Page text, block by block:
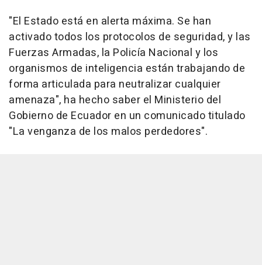
"El Estado está en alerta máxima. Se han
activado todos los protocolos de seguridad, y las
Fuerzas Armadas, la Policía Nacional y los
organismos de inteligencia están trabajando de
forma articulada para neutralizar cualquier
amenaza", ha hecho saber el Ministerio del
Gobierno de Ecuador en un comunicado titulado
"La venganza de los malos perdedores".